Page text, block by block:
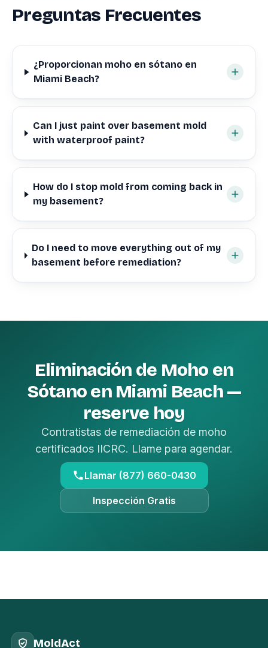
Preguntas Frecuentes
¿Proporcionan moho en sótano en
Miami Beach?
Can I just paint over basement mold
with waterproof paint?
How do I stop mold from coming back in
my basement?
Do I need to move everything out of my
basement before remediation?
Eliminación de Moho en
Sótano en Miami Beach —
reserve hoy
Contratistas de remediación de moho
certificados IICRC. Llame para agendar.
Llamar (877) 660-0430
Inspección Gratis
MoldAct